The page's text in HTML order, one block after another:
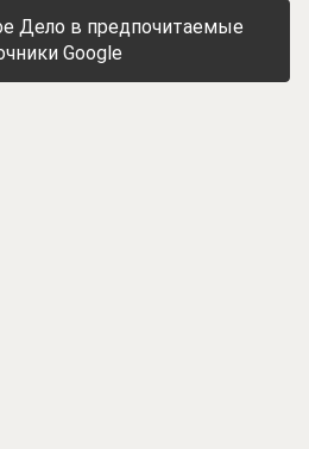
Дело в предпочитаемые
Google